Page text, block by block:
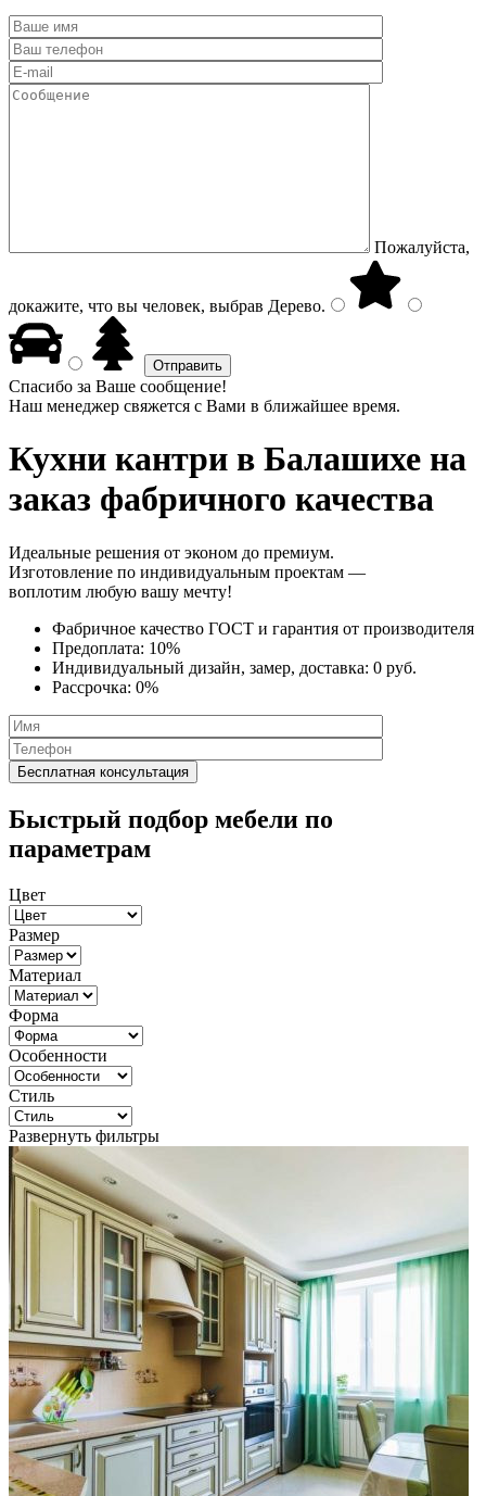
Пожалуйста,
докажите, что вы человек, выбрав Дерево.
Спасибо за Ваше сообщение!
Наш менеджер свяжется с Вами в ближайшее время.
Кухни кантри в Балашихе на
заказ фабричного качества
Идеальные решения от эконом до премиум.
Изготовление по индивидуальным проектам —
воплотим любую вашу мечту!
Фабричное качество ГОСТ и гарантия от производителя
Предоплата: 10%
Индивидуальный дизайн, замер, доставка: 0 руб.
Рассрочка: 0%
Быстрый подбор мебели по
параметрам
Цвет
Размер
Материал
Форма
Особенности
Стиль
Развернуть фильтры